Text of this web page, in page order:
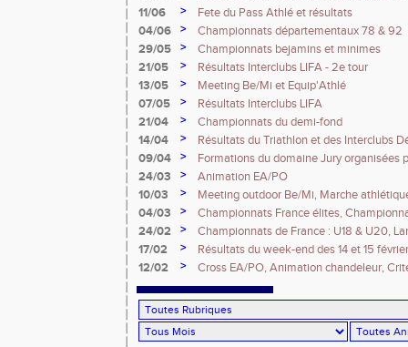
France Espoirs - Régionaux -
11/06 >
Fete du Pass Athlé et résultats
04/06
>
Championnats départementaux 78 & 92
29/05
>
Championnats bejamins et minimes
21/05
>
Résultats Interclubs LIFA - 2e tour
13/05
>
Meeting Be/Mi et Equip'Athlé
07/05
>
Résultats Interclubs LIFA
21/04
>
Championnats du demi-fond
14/04
>
Résultats du Triathlon et des Interclubs
09/04
>
Formations du domaine Jury organisées
24/03
>
Animation EA/PO
10/03
>
Meeting outdoor Be/Mi, Marche
04/03
>
Championnats France élites,
24/02
>
Championnats de France : U18 & U20,
Masters
17/02 >
Résultats du week-end des 14 et 15 février
12/02
>
Cross EA/PO, Animation chandeleur,